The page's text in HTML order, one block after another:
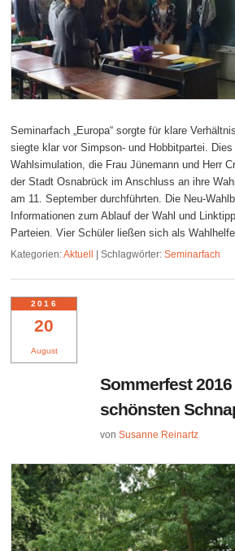
Seminarfach „Europa“ sorgte für klare
siegte klar vor Simpson- und Hobbitpartei. Dies
Wahlsimulation, die Frau Jünemann und Herr
der Stadt Osnabrück im Anschluss an ihre
am 11. September durchführten. Die Neu-
Informationen zum Ablauf der Wahl und
Parteien. Vier Schüler ließen sich als
Kategorien:Aktuell |Schlagwörter: Seminarfach
20
August
2016
Sommerfest 2016
schönsten
vonSusanne Reinartz